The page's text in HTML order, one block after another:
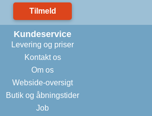
Tilmeld
Kundeservice
Levering og priser
Kontakt os
Om os
Webside-oversigt
Butik og åbningstider
Job